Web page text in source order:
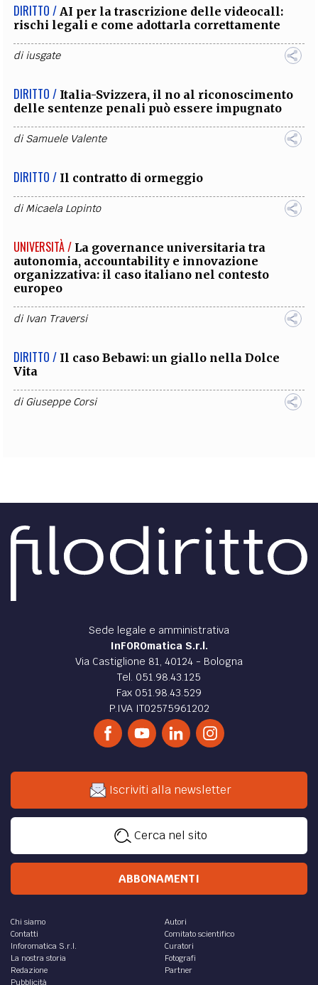
DIRITTO / AI per la trascrizione delle videocall:
rischi legali e come adottarla correttamente
diiusgate
DIRITTO / Italia-Svizzera, il no al riconoscimento
delle sentenze penali può essere impugnato
diSamuele Valente
DIRITTO / Il contratto di ormeggio
diMicaela Lopinto
UNIVERSITÀ / La governance universitaria tra
autonomia, accountability e innovazione
organizzativa: il caso italiano nel contesto
europeo
di Ivan Traversi
DIRITTO / Il caso Bebawi: un giallo nella Dolce
Vita
diGiuseppe Corsi
Sede legale e amministrativa
InFOROmatica S.r.l.
Via Castiglione 81, 40124 - Bologna
Tel. 051.98.43.125
Fax 051.98.43.529
P.IVA IT02575961202
Iscriviti alla newsletter
Cerca nel sito
ABBONAMENTI
Chi siamo
Contatti
Inforomatica S.r.l.
La nostra storia
Redazione
Pubblicità
Autori
Comitato scientifico
Curatori
Fotografi
Partner